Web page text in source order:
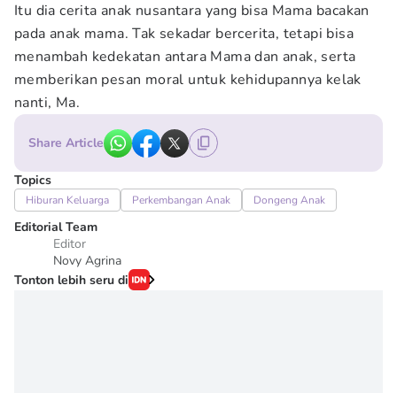
Itu dia cerita anak nusantara yang bisa Mama bacakan
pada anak mama. Tak sekadar bercerita, tetapi bisa
menambah kedekatan antara Mama dan anak, serta
memberikan pesan moral untuk kehidupannya kelak
nanti, Ma.
Share Article
Topics
Hiburan Keluarga Perkembangan Anak Dongeng Anak
Editorial Team
Editor
Novy Agrina
Tonton lebih seru di